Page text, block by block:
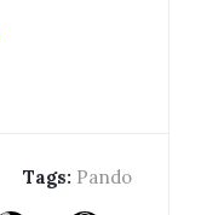
Tags: Pando